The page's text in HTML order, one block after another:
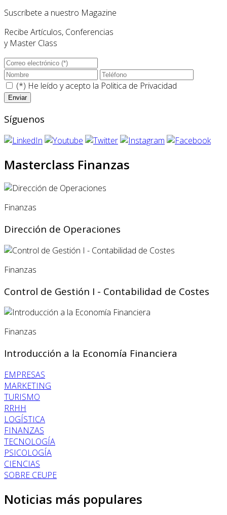
Suscríbete a nuestro Magazine
Recibe Artículos, Conferencias
y Master Class
(*) He leído y acepto la Politica de Privacidad
Síguenos
Masterclass Finanzas
Finanzas
Dirección de Operaciones
Finanzas
Control de Gestión I - Contabilidad de Costes
Finanzas
Introducción a la Economía Financiera
EMPRESAS
MARKETING
TURISMO
RRHH
LOGÍSTICA
FINANZAS
TECNOLOGÍA
PSICOLOGÍA
CIENCIAS
SOBRE CEUPE
Noticias más populares